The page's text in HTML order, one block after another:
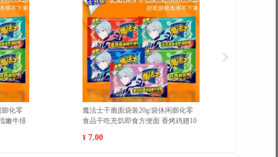
海南黄肉菠萝蜜新鲜水果当季现摘肉
厚多汁 热卖 10-14斤
新疆库尔勒香梨新鲜现摘特级梨
甜香酥梨5斤精选顺丰包邮【单